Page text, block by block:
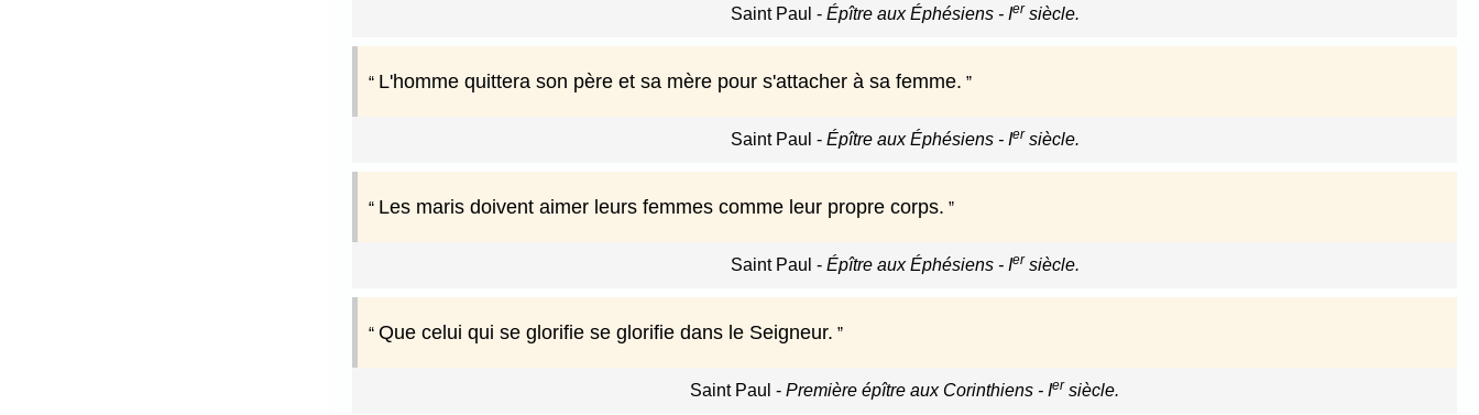
Saint Paul - Épître aux Éphésiens - Ier siècle.
L'homme quittera son père et sa mère pour s'attacher à sa femme.
Saint Paul - Épître aux Éphésiens - Ier siècle.
Les maris doivent aimer leurs femmes comme leur propre corps.
Saint Paul - Épître aux Éphésiens - Ier siècle.
Que celui qui se glorifie se glorifie dans le Seigneur.
Saint Paul - Première épître aux Corinthiens - Ier siècle.